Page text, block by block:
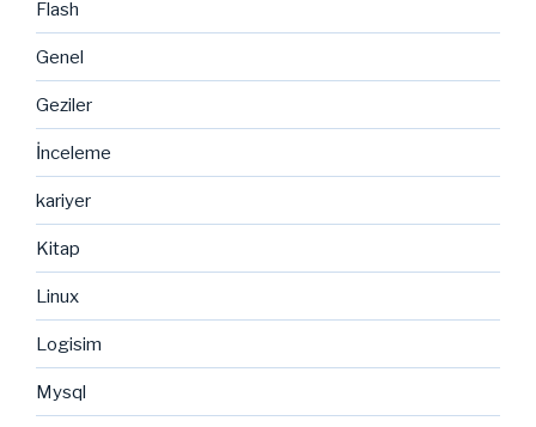
Flash
Genel
Geziler
İnceleme
kariyer
Kitap
Linux
Logisim
Mysql